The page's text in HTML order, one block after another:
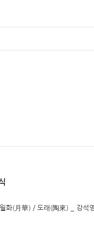
화(月華) / 도래(陶來) _ 강석